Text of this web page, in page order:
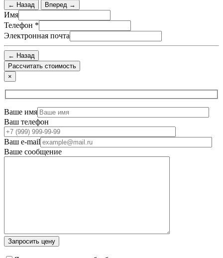
← Назад Вперед →
Имя
Телефон *
Электронная почта
← Назад
×
Ваше имя
Ваш телефон
Ваш e-mail
Ваше сообщение